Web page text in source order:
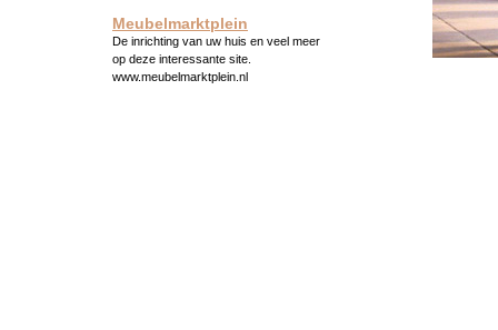
Meubelmarktplein
De inrichting van uw huis en veel meer
op deze interessante site.
www.meubelmarktplein.nl